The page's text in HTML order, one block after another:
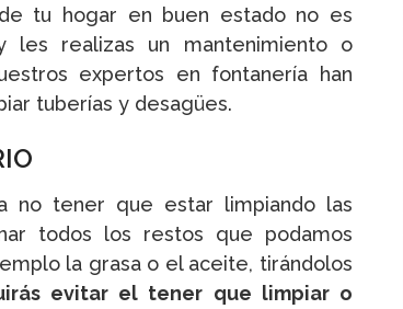
tu hogar en buen estado no es
les realizas un mantenimiento o
expertos en fontanería han
tuberías y desagües.
no tener que estar limpiando las
todos los restos que podamos
la grasa o el aceite, tirándolos
evitar el tener que limpiar o